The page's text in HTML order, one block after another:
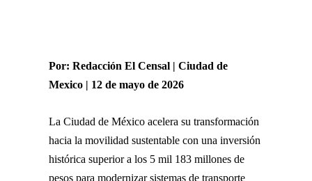
Por: Redacción El Censal | Ciudad de
Mexico | 12 de mayo de 2026
La Ciudad de México acelera su transformación
hacia la movilidad sustentable con una inversión
histórica superior a los 5 mil 183 millones de
pesos para modernizar sistemas de transporte